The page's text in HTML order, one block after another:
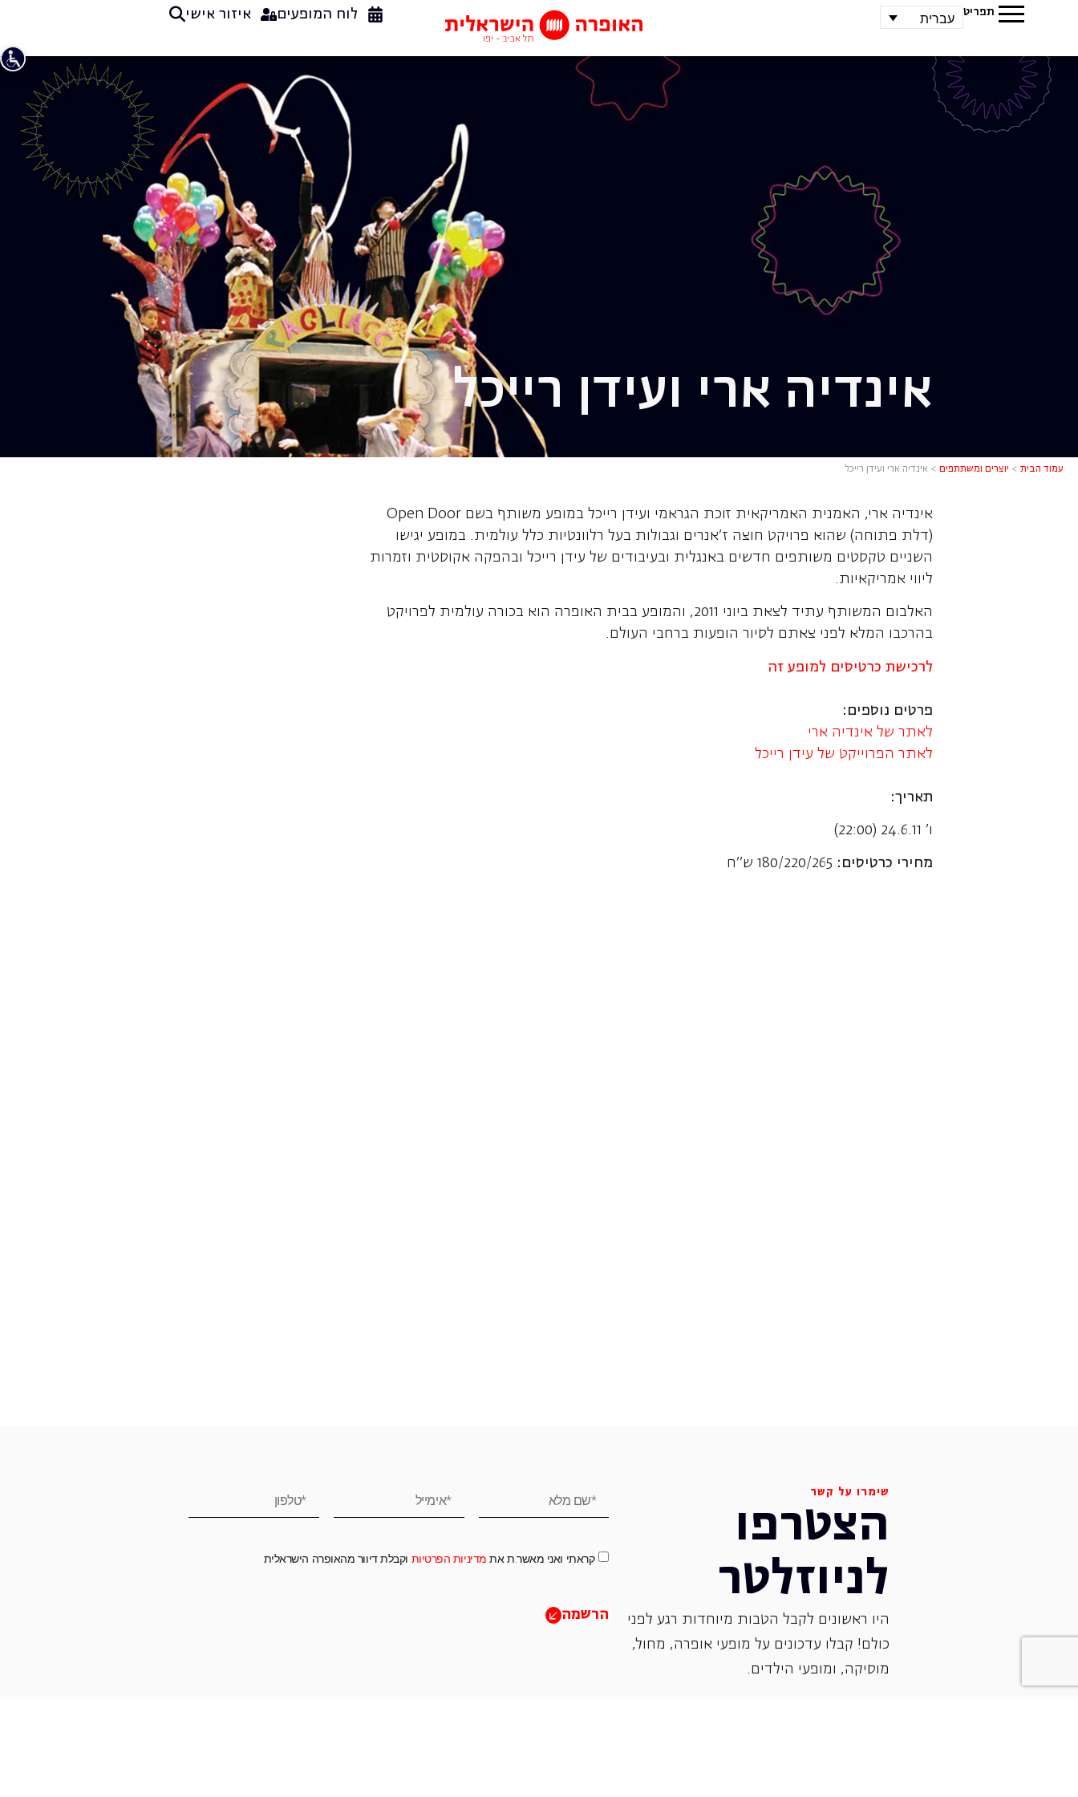
תפריט עברית לוח המופעים איזור אישי
אינדיה ארי ועידן רייכל
אינדיה ארי ועידן רייכל
עמוד הבית > יוצרים ומשתתפים > אינדיה ארי ועידן רייכל
אינדיה ארי, האמנית האמריקאית זוכת הגראמי ועידן רייכל במופע משותף בשם Open Door
(דלת פתוחה) שהוא פרויקט חוצה ז'אנרים וגבולות בעל רלוונטיות כלל עולמית. במופע יגישו
השניים טקסטים משותפים חדשים באנגלית ובעיבודים של עידן רייכל ובהפקה אקוסטית וזמרות
ליווי אמריקאיות.
האלבום המשותף עתיד לצאת ביוני 2011, והמופע בבית האופרה הוא בכורה עולמית לפרויקט
בהרכבו המלא לפני צאתם לסיור הופעות ברחבי העולם.
לרכישת כרטיסים למופע זה
פרטים נוספים:
לאתר של אינדיה ארי
לאתר הפרוייקט של עידן רייכל
תאריך:
ו' 24.6.11 (22:00)
מחירי כרטיסים: 180/220/265 ש"ח
שימרו על קשר
הצטרפו
לניוזלטר
היו ראשונים לקבל הטבות מיוחדות רגע לפני
כולם! קבלו עדכונים על מופעי אופרה, ‏מחול,
‏מוסיקה, ומופעי הילדים.
קראתי ואני מאשר.ת את מדיניות הפרטיות וקבלת דיוור מהאופרה הישראלית
הרשמה